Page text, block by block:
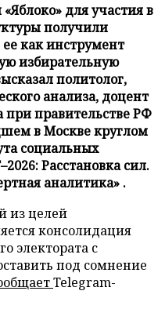
для участия в
получили
как инструмент
избирательную
политолог,
анализа, доцент
при правительстве РФ
в Москве круглом
социальных
Расстановка сил.
аналитика» .
из целей
консолидация
электората с
под сомнение
Telegram-